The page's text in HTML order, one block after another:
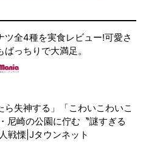
ツ全4種を実食レビュー!可愛さ
ばっちりで大満足。
ら失神する」「こわいこわいこ
尼崎の公園に佇む〝謎すぎる
戦慄|Jタウンネット